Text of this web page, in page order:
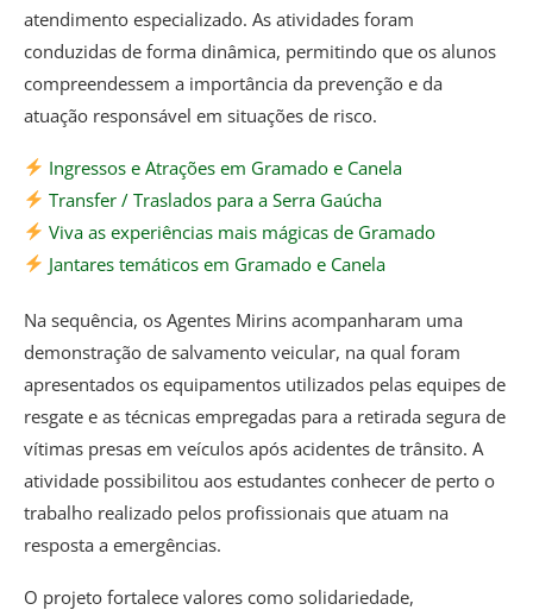
atendimento especializado. As atividades foram
conduzidas de forma dinâmica, permitindo que os alunos
compreendessem a importância da prevenção e da
atuação responsável em situações de risco.
Ingressos e Atrações em Gramado e Canela
Transfer / Traslados para a Serra Gaúcha
Viva as experiências mais mágicas de Gramado
Jantares temáticos em Gramado e Canela
Na sequência, os Agentes Mirins acompanharam uma
demonstração de salvamento veicular, na qual foram
apresentados os equipamentos utilizados pelas equipes de
resgate e as técnicas empregadas para a retirada segura de
vítimas presas em veículos após acidentes de trânsito. A
atividade possibilitou aos estudantes conhecer de perto o
trabalho realizado pelos profissionais que atuam na
resposta a emergências.
O projeto fortalece valores como solidariedade,